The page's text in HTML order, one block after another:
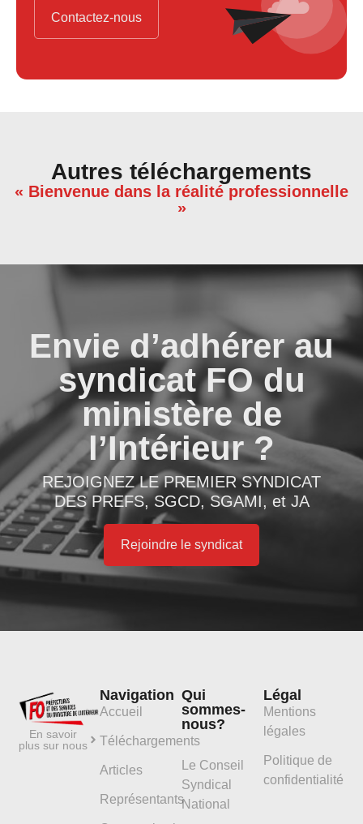
Contactez-nous
Autres téléchargements
« Bienvenue dans la réalité professionnelle
»
Envie d’adhérer au
syndicat FO du
ministère de
l’Intérieur ?
REJOIGNEZ LE PREMIER SYNDICAT
DES PREFS, SGCD, SGAMI, et JA
Rejoindre le syndicat
En savoir
plus sur nous
Navigation
Accueil
Téléchargements
Articles
Représentants
Qui
sommes-
nous?
Le Conseil
Syndical
National
Légal
Mentions
légales
Politique de
confidentialité